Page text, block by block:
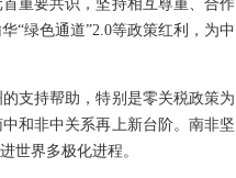
重要共识，坚持相互尊重、合作
“绿色通道”2.0等政策红利，为中
支持帮助，特别是零关税政策为
和非中关系再上新台阶。南非坚
世界多极化进程。